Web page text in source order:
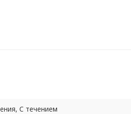
С течением